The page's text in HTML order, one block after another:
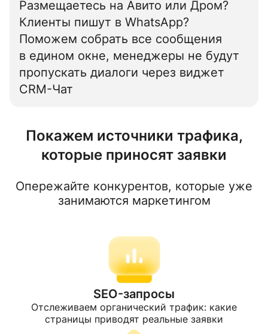
Размещаетесь на Авито или Дром?
Клиенты пишут в WhatsApp?
Поможем собрать все сообщения
в едином окне, менеджеры не будут
пропускать диалоги через виджет
CRM-Чат
Покажем источники трафика,
которые приносят заявки
Опережайте конкурентов, которые уже
занимаются маркетингом
SEO-запросы
Отслеживаем органический трафик: какие
страницы приводят реальные заявки